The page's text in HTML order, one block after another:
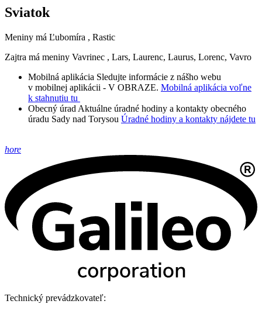
Sviatok
Meniny má Ľubomíra , Rastic
Zajtra má meniny Vavrinec , Lars, Laurenc, Laurus, Lorenc, Vavro
Mobilná aplikácia Sledujte informácie z nášho webu
v mobilnej aplikácii - V OBRAZE. Mobilná aplikácia voľne
k stahnutiu tu
Obecný úrad Aktuálne úradné hodiny a kontakty obecného
úradu Sady nad Torysou Úradné hodiny a kontakty nájdete tu
hore
Technický prevádzkovateľ: